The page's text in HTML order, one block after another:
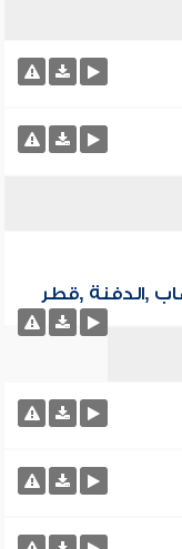
,الدفنة ,قطر